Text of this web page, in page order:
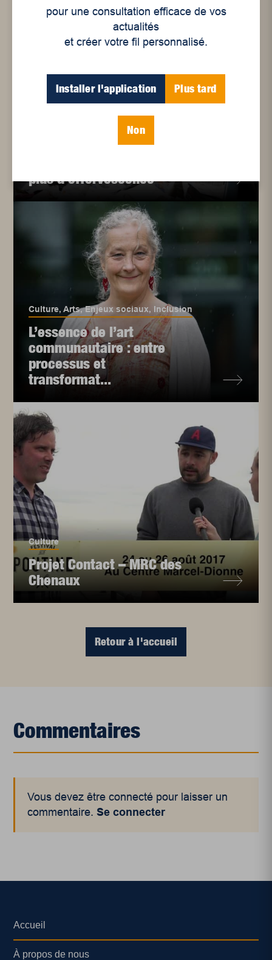
plus d’effervescence
Culture,Arts,Enjeux sociaux, Inclusion
L’essence de l’art
communautaire : entre
processus et
transformat...
Culture
Projet Contact – MRC des
Chenaux
Retour à l'accueil
Commentaires
Vous devez être connecté pour laisser un
commentaire.Se connecter
pour une consultation efficace de vos
actualités
et créer votre fil personnalisé.
Installer l'application Plus tard
Non
Accueil
À propos de nous